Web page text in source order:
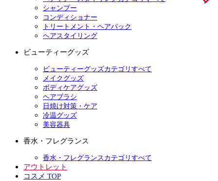
シャンプー
コンディショナー
トリートメント・ヘアパック
ヘアスタイリング
ビューティーグッズ
ビューティーグッズカテゴリすべて
メイクグッズ
ボディケアグッズ
ヘアブラシ
日焼け対策・ケア
冷温グッズ
美容器具
香水・フレグランス
香水・フレグランスカテゴリすべて
アウトレット
コスメ TOP